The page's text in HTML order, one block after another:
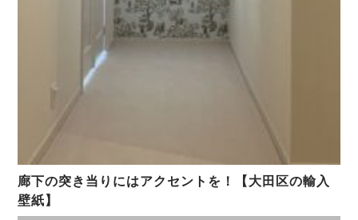
廊下の突き当りにはアクセントを！【大田区の輸入
壁紙】